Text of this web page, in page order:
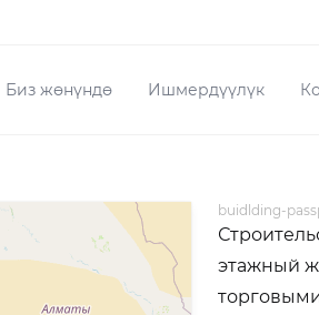
Биз жөнүндө Ишмердүүлүк
buidlding-
этажный